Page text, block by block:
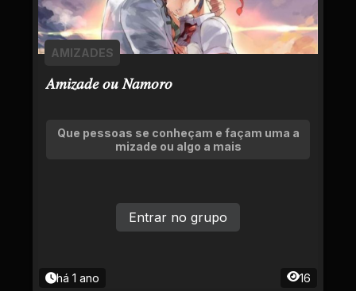
𝐴𝑚𝑖𝑧𝑎𝑑𝑒 𝑜𝑢 𝑁𝑎𝑚𝑜𝑟𝑜
AMIZADES
Que pessoas se conheçam e façam uma a
mizade ou algo a mais
há 1 ano 16
Entrar no grupo